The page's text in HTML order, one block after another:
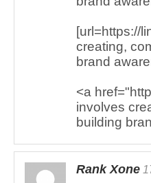
[url=https://
creating,
brand
<a
involves
building
Rank Xone